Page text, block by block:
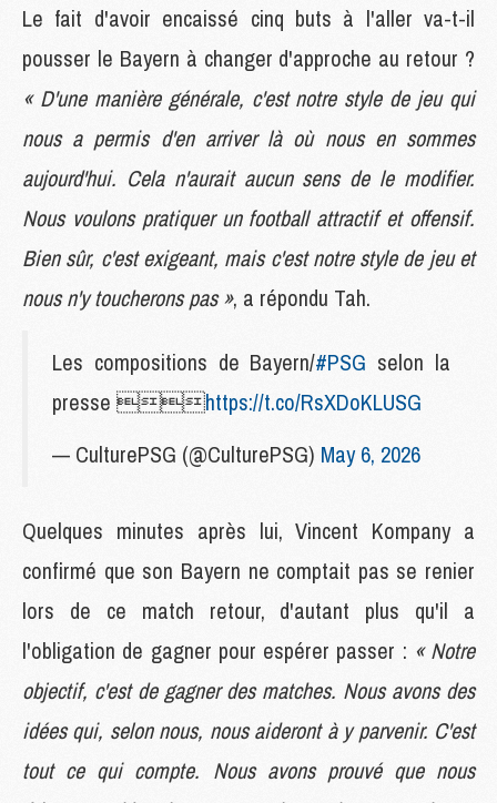
Le fait d'avoir encaissé cinq buts à l'aller va-t-il
pousser le Bayern à changer d'approche au retour ?
« D'une manière générale, c'est notre style de jeu qui
nous a permis d'en arriver là où nous en sommes
aujourd'hui. Cela n'aurait aucun sens de le modifier.
Nous voulons pratiquer un football attractif et offensif.
Bien sûr, c'est exigeant, mais c'est notre style de jeu et
nous n'y toucherons pas », a répondu Tah.
Les compositions de Bayern/#PSG selon la
presse https://t.co/RsXDoKLUSG
— CulturePSG (@CulturePSG) May 6, 2026
Quelques minutes après lui, Vincent Kompany a
confirmé que son Bayern ne comptait pas se renier
lors de ce match retour, d'autant plus qu'il a
l'obligation de gagner pour espérer passer : « Notre
objectif, c'est de gagner des matches. Nous avons des
idées qui, selon nous, nous aideront à y parvenir. C'est
tout ce qui compte. Nous avons prouvé que nous